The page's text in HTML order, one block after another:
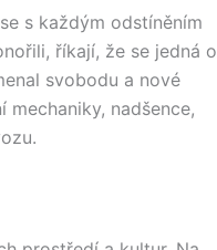
s každým odstíněním
říkají, že se jedná o
svobodu a nové
nadšence,